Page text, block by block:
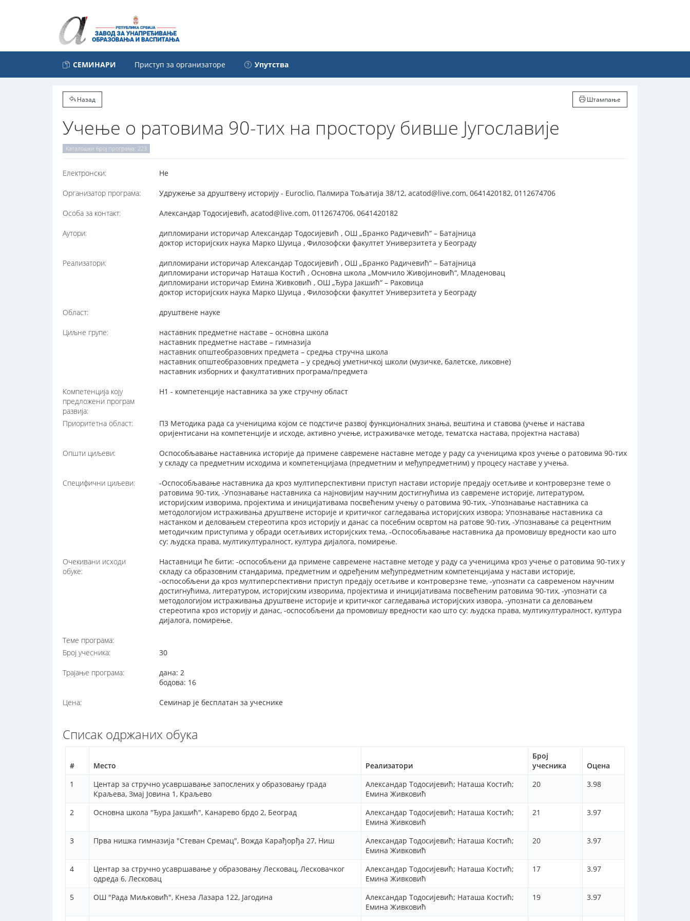
СЕМИНАРИ Приступ за организаторе Упутства
Назад Штампање
Учење о ратовима 90-тих на простору бивше Југославије
Каталошки број програма: 223
Електронски: Не
Организатор програма: Удружење за друштвену историју - Euroclio, Палмира Тољатија 38/12, acatod@live.com, 0641420182, 0112674706
Особа за контакт: Александар Тодосијевић, acatod@live.com, 0112674706, 0641420182
Аутори:
дипломирани историчар Александар Тодосијевић , ОШ „Бранко Радичевић“ – Батајница
доктор историјских наука Марко Шуица , Филозофски факултет Универзитета у Београду
Реализатори:
дипломирани историчар Александар Тодосијевић , ОШ „Бранко Радичевић“ – Батајница
дипломирани историчар Наташа Костић , Основна школа „Момчило Живојиновић“, Младеновац
дипломирани историчар Емина Живковић , ОШ „Ђура Јакшић“ – Раковица
доктор историјских наука Марко Шуица , Филозофски факултет Универзитета у Београду
Област: друштвене науке
Циљне групе:
наставник предметне наставе – основна школа
наставник предметне наставе – гимназија
наставник општеобразовних предмета – средња стручна школа
наставник општеобразовних предмета – у средњој уметничкој школи (музичке, балетске, ликовне)
наставник изборних и факултативних програма/предмета
Компетенција коју
предложени програм
развија:
Н1 - компетенције наставника за уже стручну област
Приоритетна област:
П3 Методика рада са ученицима којом се подстиче развој функционалних знања, вештина и ставова (учење и настава
оријентисани на компетенције и исходе, активно учење, истраживачке методе, тематска настава, пројектна настава)
Општи циљеви:
Оспособљавање наставника историје да примене савремене наставне методе у раду са ученицима кроз учење о ратовима 90-тих
у складу са предметним исходима и компетенцијама (предметним и међупредметним) у процесу наставе у учења.
Специфични циљеви:
-Оспособљавање наставника да кроз мултиперспективни приступ настави историје предају осетљиве и контроверзне теме о
ратовима 90-тих, -Упознавање наставника са најновијим научним достигнућима из савремене историје, литературом,
историјским изворима, пројектима и иницијативама посвећеним учењу о ратовима 90-тих, -Упознавање наставника са
методологијом истраживања друштвене историје и критичког сагледавања историјских извора; Упознавање наставника са
настанком и деловањем стереотипа кроз историју и данас са посебним освртом на ратове 90-тих, -Упознавање са рецентним
методичким приступима у обради осетљивих историјских тема, -Оспособљавање наставника да промовишу вредности као што
су: људска права, мултикултуралност, култура дијалога, помирење.
Очекивани исходи
обуке:
Наставници ће бити: -оспособљени да примене савремене наставне методе у раду са ученицима кроз учење о ратовима 90-тих у
складу са образовним стандарима, предметним и одређеним међупредметним компетенцијама у настави историје,
-оспособљени да кроз мултиперспективни приступ предају осетљиве и контроверзне теме, -упознати са савременом научним
достигнућима, литературом, историјским изворима, пројектима и иницијативама посвећеним ратовима 90-тих, -упознати са
методологијом истраживања друштвене историје и критичког сагледавања историјских извора, -упознати са деловањем
стереотипа кроз историју и данас, -оспособљени да промовишу вредности као што су: људска права, мултикултуралност, култура
дијалога, помирење.
Теме програма:
Број учесника:
30
Трајање програма:
дана: 2
бодова: 16
Цена: Семинар је бесплатан за учеснике
Списак одржаних обука
# Место Реализатори
Број
учесника
Оцена
1
Центар за стручно усавршавање запослених у образовању града
Краљева, Змај Јовина 1, Краљево
Александар Тодосијевић; Наташа Костић;
Емина Живковић
20 3.98
2 Основна школа "Ђура Јакшић", Канарево брдо 2, Београд
Александар Тодосијевић; Наташа Костић;
Емина Живковић
21 3.97
3 Прва нишка гимназија "Стеван Сремац", Вожда Карађорђа 27, Ниш
Александар Тодосијевић; Наташа Костић;
Емина Живковић
20 3.97
4
Центар за стручно усавршавање у образовању Лесковац, Лесковачког
одреда 6, Лесковац
Александар Тодосијевић; Наташа Костић;
Емина Живковић
17 3.97
5 ОШ "Рада Миљковић", Кнеза Лазара 122, Јагодина
Александар Тодосијевић; Наташа Костић;
Емина Живковић
19 3.97